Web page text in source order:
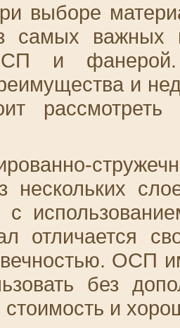
выборе
самых важных
и фанерой.
и
нескольких
отличается
ОСП
без
стоимость и